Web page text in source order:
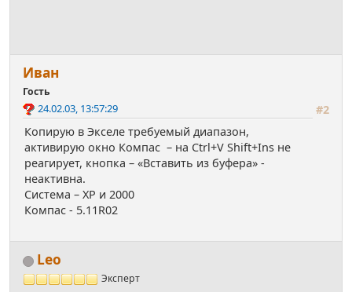
Иван
Гость
#2
24.02.03, 13:57:29
Копирую в Экселе требуемый диапазон,
активирую окно Компас – на Ctrl+V Shift+Ins не
реагирует, кнопка – «Вставить из буфера» -
неактивна.
Система – ХР и 2000
Компас - 5.11R02
Leo
Эксперт